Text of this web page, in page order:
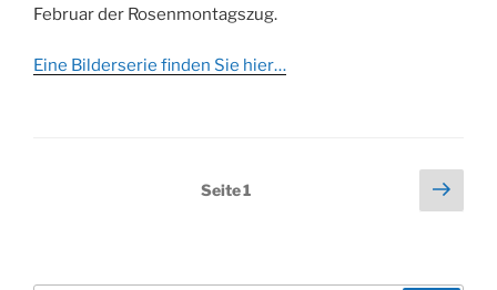
Februar der Rosenmontagszug.
Eine Bilderserie finden Sie hier…
Seitennummerierung
Seite1